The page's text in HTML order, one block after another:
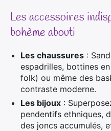
Les accessoires
bohème abouti
Les chaussures :
espadrilles, bottines
folk) ou même des
contraste moderne.
Les bijoux :
pendentifs ethniques,
des joncs accumulés,